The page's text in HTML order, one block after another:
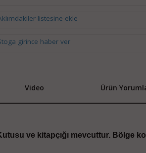
listesine ekle
girince haber ver
Video Ürün
ve kitapçığı mevcuttur. Bölge